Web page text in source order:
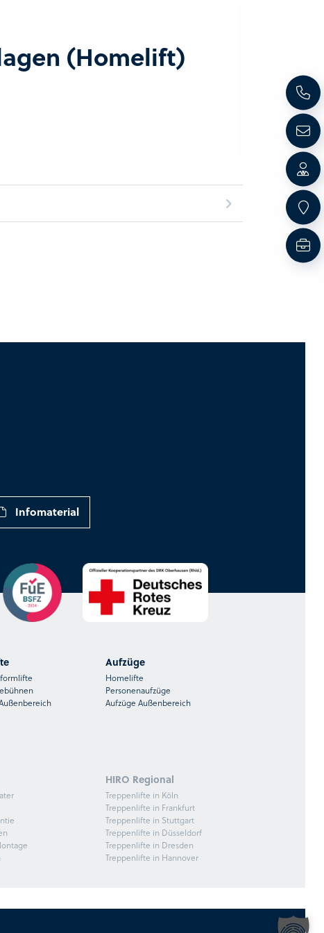
(Homelift)
Infomaterial
Aufzüge
Homelifte
Personenaufzüge
Aufzüge Außenbereich
HIRO Regional
Treppenlifte in Köln
Treppenlifte in Frankfurt
Treppenlifte in Stuttgart
Treppenlifte in Düsseldorf
Treppenlifte in Dresden
Treppenlifte in Hannover